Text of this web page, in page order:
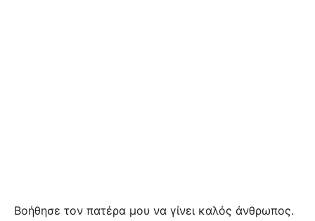
Βοήθησε τον πατέρα μου να γίνει καλός άνθρωπος.